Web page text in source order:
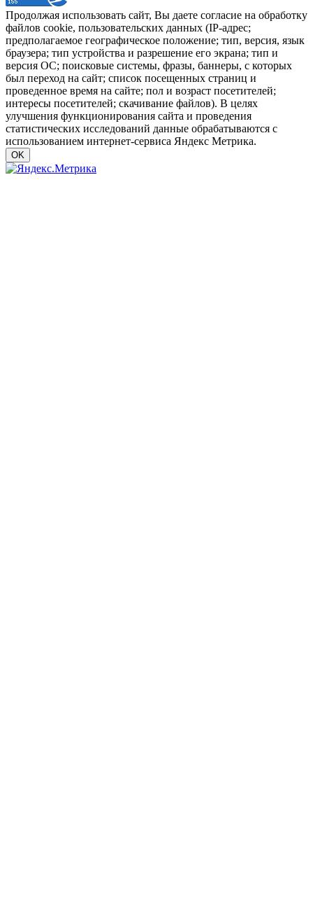
Продолжая использовать сайт, Вы даете согласие на обработку
файлов cookie, пользовательских данных (IP-адрес;
предполагаемое географическое положение; тип, версия, язык
браузера; тип устройства и разрешение его экрана; тип и
версия ОС; поисковые системы, фразы, баннеры, с которых
был переход на сайт; список посещенных страниц и
проведенное время на сайте; пол и возраст посетителей;
интересы посетителей; скачивание файлов). В целях
улучшения функционирования сайта и проведения
статистических исследований данные обрабатываются с
использованием интернет-сервиса Яндекс Метрика.
OK